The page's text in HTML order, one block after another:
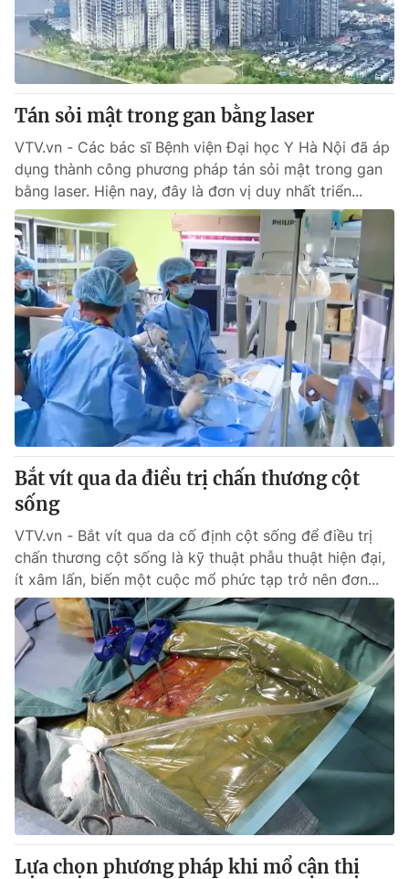
Tán sỏi mật trong gan bằng laser
VTV.vn - Các bác sĩ Bệnh viện Đại học Y Hà Nội đã áp
dụng thành công phương pháp tán sỏi mật trong gan
bằng laser. Hiện nay, đây là đơn vị duy nhất triển...
Bắt vít qua da điều trị chấn thương cột
sống
VTV.vn - Bắt vít qua da cố định cột sống để điều trị
chấn thương cột sống là kỹ thuật phẫu thuật hiện đại,
ít xâm lấn, biến một cuộc mổ phức tạp trở nên đơn...
Lựa chọn phương pháp khi mổ cận thị